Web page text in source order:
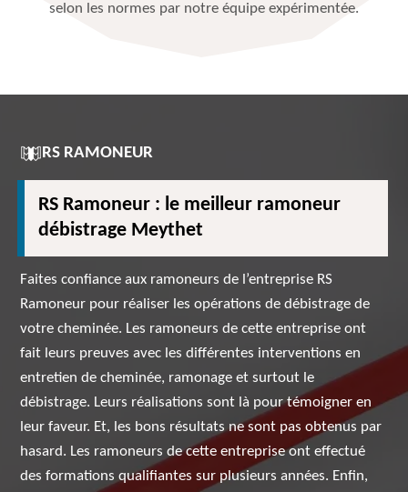
selon les normes par notre équipe expérimentée.
RS RAMONEUR
RS Ramoneur : le meilleur ramoneur
débistrage Meythet
Faites confiance aux ramoneurs de l’entreprise RS
Ramoneur pour réaliser les opérations de débistrage de
votre cheminée. Les ramoneurs de cette entreprise ont
fait leurs preuves avec les différentes interventions en
entretien de cheminée, ramonage et surtout le
débistrage. Leurs réalisations sont là pour témoigner en
leur faveur. Et, les bons résultats ne sont pas obtenus par
hasard. Les ramoneurs de cette entreprise ont effectué
des formations qualifiantes sur plusieurs années. Enfin,